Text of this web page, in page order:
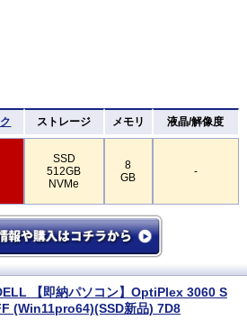
ストレージ メモリ 液晶/解像度
SSD
512GB
NVMe
8
GB
-
【即納パソコン】OptiPlex 3060 S
(Win11pro64)(SSD新品) 7D8